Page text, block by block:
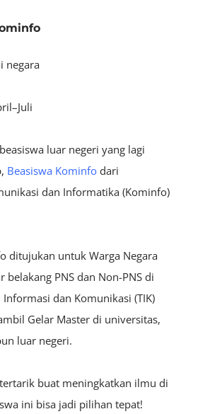
negara
luar negeri yang lagi
Beasiswa Kominfo dari
dan Informatika (Kominfo)
ditujukan untuk Warga Negara
belakang PNS dan Non-PNS di
dan Komunikasi (TIK)
Gelar Master di universitas,
luar negeri.
buat meningkatkan ilmu di
ini bisa jadi pilihan tepat!